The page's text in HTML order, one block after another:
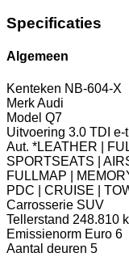
Specificaties
Algemeen
Kenteken NB-604-X
MerkAudi
Model Q7
Uitvoering 3.0 TDI e-
Aut. *LEATHER |
SPORTSEATS |
FULLMAP |
PDC | CRUISE |
Carrosserie SUV
Tellerstand 248.810
Emissienorm Euro 6
Aantal deuren 5